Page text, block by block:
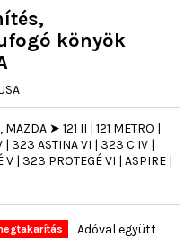
könyök
➤ 121 II | 121 METRO |
323 ASTINA VI | 323 C IV |
| 323 PROTEGÉ VI | ASPIRE |
Adóval együtt